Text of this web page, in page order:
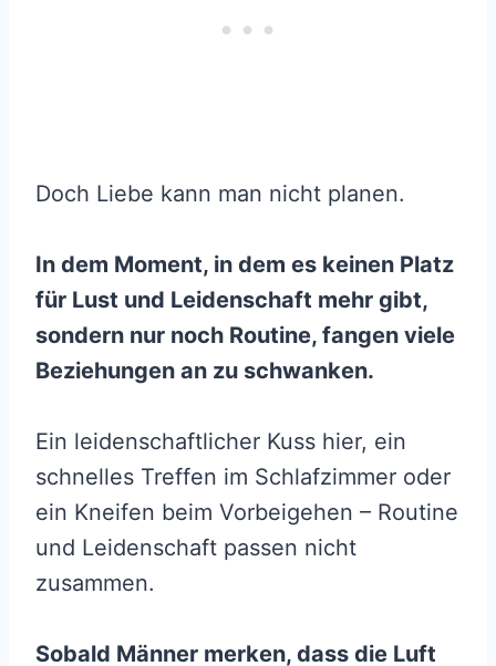
Doch Liebe kann man nicht planen.
In dem Moment, in dem es keinen Platz
für Lust und Leidenschaft mehr gibt,
sondern nur noch Routine, fangen viele
Beziehungen an zu schwanken.
Ein leidenschaftlicher Kuss hier, ein
schnelles Treffen im Schlafzimmer oder
ein Kneifen beim Vorbeigehen – Routine
und Leidenschaft passen nicht
zusammen.
Sobald Männer merken, dass die Luft